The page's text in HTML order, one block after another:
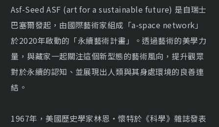
Asf-Seed ASF (art for a sustainable future) 是自瑞士
巴塞爾發起，由國際藝術家組成「a-space network」
於2020年啟動的「永續藝術計畫」。透過藝術的美學力
量，與藏家一起關注這個新型態的藝術風向，提升觀眾
對於永續的認知、並展現出人類與其身處環境的良善連
結。
1967年，美國歷史學家林恩・懷特於《科學》雜誌發表